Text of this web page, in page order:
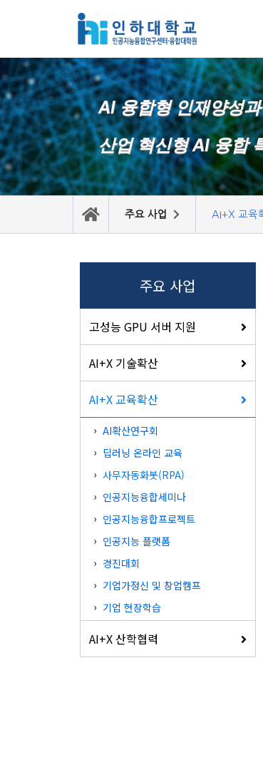
텐
츠
로
건
너
뛰
기
AI 융합형 인재양성
산업 혁신형 AI 융합
주요 사업 AI+X 교육
주요 사업
고성능 GPU 서버 지원
AI+X 기술확산
AI+X 교육확산
AI확산연구회
딥러닝 온라인 교육
사무자동화봇(RPA)
인공지능융합세미나
인공지능융합프로젝트
인공지능 플랫폼
경진대회
기업가정신 및 창업캠프
기업 현장학습
AI+X 산학협력